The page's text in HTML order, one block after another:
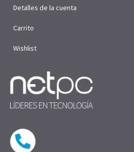
Detalles de la cuenta
Carrito
Wishlist